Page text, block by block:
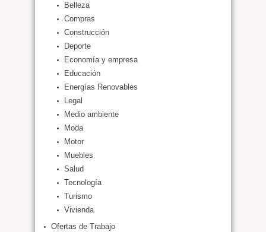
Belleza
Compras
Construcción
Deporte
Economía y empresa
Educación
Energías Renovables
Legal
Medio ambiente
Moda
Motor
Muebles
Salud
Tecnología
Turismo
Vivienda
Ofertas de Trabajo